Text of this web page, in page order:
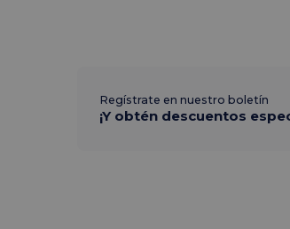
Regístrate en nuestro boletín
¡Y obtén descuentos